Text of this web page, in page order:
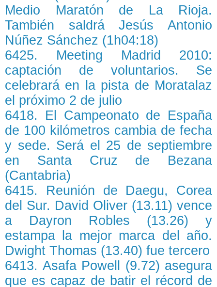
Medio Maratón de La Rioja.
También saldrá Jesús Antonio
Núñez Sánchez (1h04:18)
6425. Meeting Madrid 2010:
captación de voluntarios. Se
celebrará en la pista de Moratalaz
el próximo 2 de julio
6418. El Campeonato de España
de 100 kilómetros cambia de fecha
y sede. Será el 25 de septiembre
en Santa Cruz de Bezana
(Cantabria)
6415. Reunión de Daegu, Corea
del Sur. David Oliver (13.11) vence
a Dayron Robles (13.26) y
estampa la mejor marca del año.
Dwight Thomas (13.40) fue tercero
6413. Asafa Powell (9.72) asegura
que es capaz de batir el récord de